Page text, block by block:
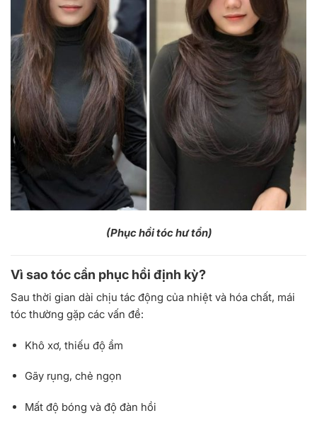
(Phục hồi tóc hư tổn)
Vì sao tóc cần phục hồi định kỳ?
Sau thời gian dài chịu tác động của nhiệt và hóa chất, mái
tóc thường gặp các vấn đề:
Khô xơ, thiếu độ ẩm
Gãy rụng, chẻ ngọn
Mất độ bóng và độ đàn hồi